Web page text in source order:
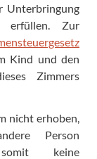
Unterbringung
erfüllen. Zur
Kind und den
Zimmers
nicht erhoben,
Person
keine